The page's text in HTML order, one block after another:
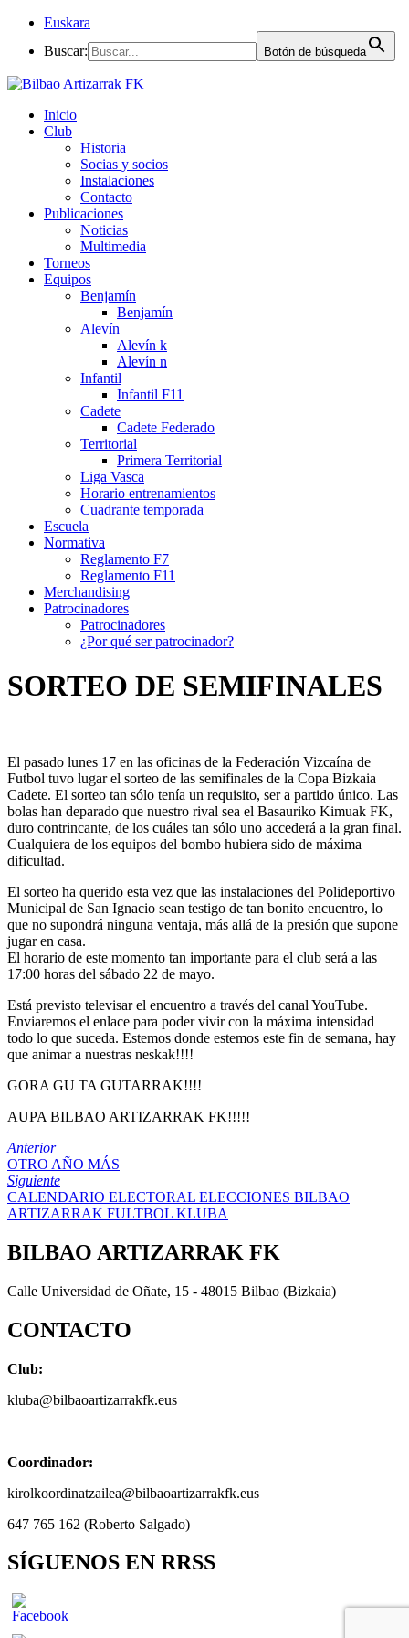
Euskara
Buscar:
Botón de búsqueda
Inicio
Club
Historia
Socias y socios
Instalaciones
Contacto
Publicaciones
Noticias
Multimedia
Torneos
Equipos
Benjamín
Benjamín
Alevín
Alevín k
Alevín n
Infantil
Infantil F11
Cadete
Cadete Federado
Territorial
Primera Territorial
Liga Vasca
Horario entrenamientos
Cuadrante temporada
Escuela
Normativa
Reglamento F7
Reglamento F11
Merchandising
Patrocinadores
Patrocinadores
¿Por qué ser patrocinador?
SORTEO DE SEMIFINALES
El pasado lunes 17 en las oficinas de la Federación Vizcaína de
Futbol tuvo lugar el sorteo de las semifinales de la Copa Bizkaia
Cadete. El sorteo tan sólo tenía un requisito, ser a partido único. Las
bolas han deparado que nuestro rival sea el Basauriko Kimuak FK,
duro contrincante, de los cuáles tan sólo uno accederá a la gran final.
Cualquiera de los equipos del bombo hubiera sido de máxima
dificultad.
El sorteo ha querido esta vez que las instalaciones del Polideportivo
Municipal de San Ignacio sean testigo de tan bonito encuentro, lo
que no supondrá ninguna ventaja, más allá de la presión que supone
jugar en casa.
El horario de este momento tan importante para el club será a las
17:00 horas del sábado 22 de mayo.
Está previsto televisar el encuentro a través del canal YouTube.
Enviaremos el enlace para poder vivir con la máxima intensidad
todo lo que suceda. Estemos donde estemos este fin de semana, hay
que animar a nuestras neskak!!!!
GORA GU TA GUTARRAK!!!!
AUPA BILBAO ARTIZARRAK FK!!!!!
Anterior
OTRO AÑO MÁS
Siguiente
CALENDARIO ELECTORAL ELECCIONES BILBAO
ARTIZARRAK FULTBOL KLUBA
BILBAO ARTIZARRAK FK
Calle Universidad de Oñate, 15 - 48015 Bilbao (Bizkaia)
CONTACTO
Club:
kluba@bilbaoartizarrakfk.eus
Coordinador:
kirolkoordinatzailea@bilbaoartizarrakfk.eus
647 765 162 (Roberto Salgado)
SÍGUENOS EN RRSS